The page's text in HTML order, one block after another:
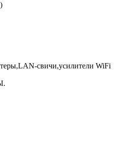
свичи,усилители WiFi